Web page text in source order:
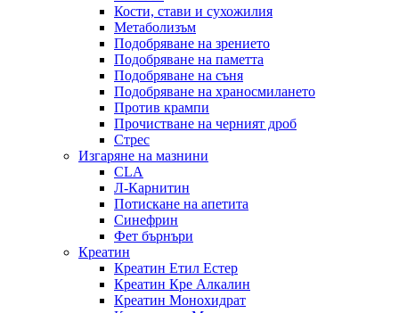
Кости, стави и сухожилия
Метаболизъм
Подобряване на зрението
Подобряване на паметта
Подобряване на съня
Подобряване на храносмилането
Против крампи
Прочистване на черният дроб
Стрес
Изгаряне на мазнини
CLA
Л-Карнитин
Потискане на апетита
Синефрин
Фет бърнъри
Креатин
Креатин Етил Естер
Креатин Кре Алкалин
Креатин Монохидрат